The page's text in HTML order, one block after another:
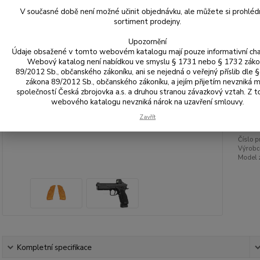
2
Číslo
Model
Kompletní specifikace
V současné době není možné učinit objednávku, ale můžete si
sortiment prodejny.
Upozornění
Údaje obsažené v tomto webovém katalogu mají pouze informativní
Webový katalog není nabídkou ve smyslu § 1731 nebo § 1732
89/2012 Sb., občanského zákoníku, ani se nejedná o veřejný příslib dle
zákona 89/2012 Sb., občanského zákoníku, a jejím přijetím nevzniká
společností Česká zbrojovka a.s. a druhou stranou závazkový vztah. Z
webového katalogu nevzniká nárok na uzavření smlouvy.
Zavřít